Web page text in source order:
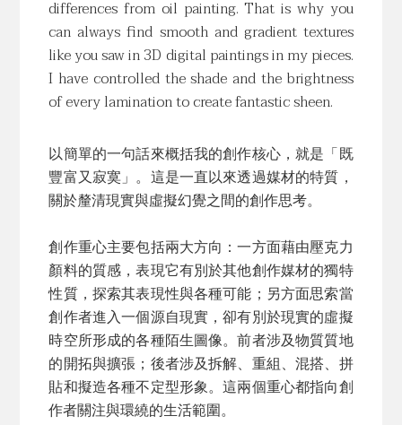
differences from oil painting. That is why you
can always find smooth and gradient textures
like you saw in 3D digital paintings in my pieces.
I have controlled the shade and the brightness
of every lamination to create fantastic sheen.
以簡單的一句話來概括我的創作核心，就是「既
豐富又寂寞」。這是一直以來透過媒材的特質，
關於釐清現實與虛擬幻覺之間的創作思考。
創作重心主要包括兩大方向：一方面藉由壓克力
顏料的質感，表現它有別於其他創作媒材的獨特
性質，探索其表現性與各種可能；另方面思索當
創作者進入一個源自現實，卻有別於現實的虛擬
時空所形成的各種陌生圖像。前者涉及物質質地
的開拓與擴張；後者涉及拆解、重組、混搭、拼
貼和擬造各種不定型形象。這兩個重心都指向創
作者關注與環繞的生活範圍。